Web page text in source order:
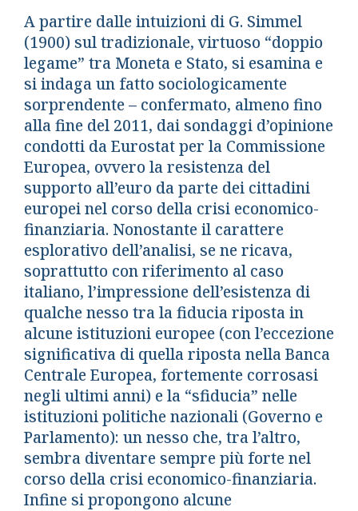
A partire dalle intuizioni di G. Simmel
(1900) sul tradizionale, virtuoso “doppio
legame” tra Moneta e Stato, si esamina e
si indaga un fatto sociologicamente
sorprendente – confermato, almeno fino
alla fine del 2011, dai sondaggi d’opinione
condotti da Eurostat per la Commissione
Europea, ovvero la resistenza del
supporto all’euro da parte dei cittadini
europei nel corso della crisi economico-
finanziaria. Nonostante il carattere
esplorativo dell’analisi, se ne ricava,
soprattutto con riferimento al caso
italiano, l’impressione dell’esistenza di
qualche nesso tra la fiducia riposta in
alcune istituzioni europee (con l’eccezione
significativa di quella riposta nella Banca
Centrale Europea, fortemente corrosasi
negli ultimi anni) e la “sfiducia” nelle
istituzioni politiche nazionali (Governo e
Parlamento): un nesso che, tra l’altro,
sembra diventare sempre più forte nel
corso della crisi economico-finanziaria.
Infine si propongono alcune